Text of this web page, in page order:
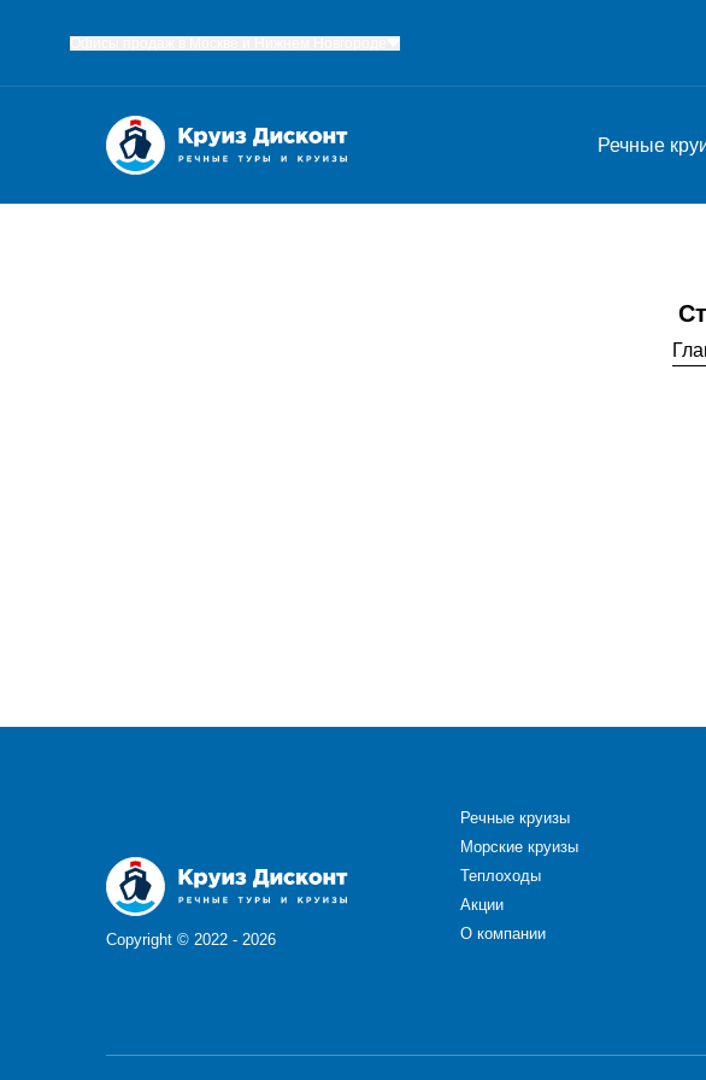
Речные
Copyright © 2022 - 2026
Речные круизы
Морские круизы
Теплоходы
Акции
О компании